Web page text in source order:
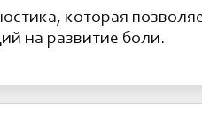
которая
на развитие боли.